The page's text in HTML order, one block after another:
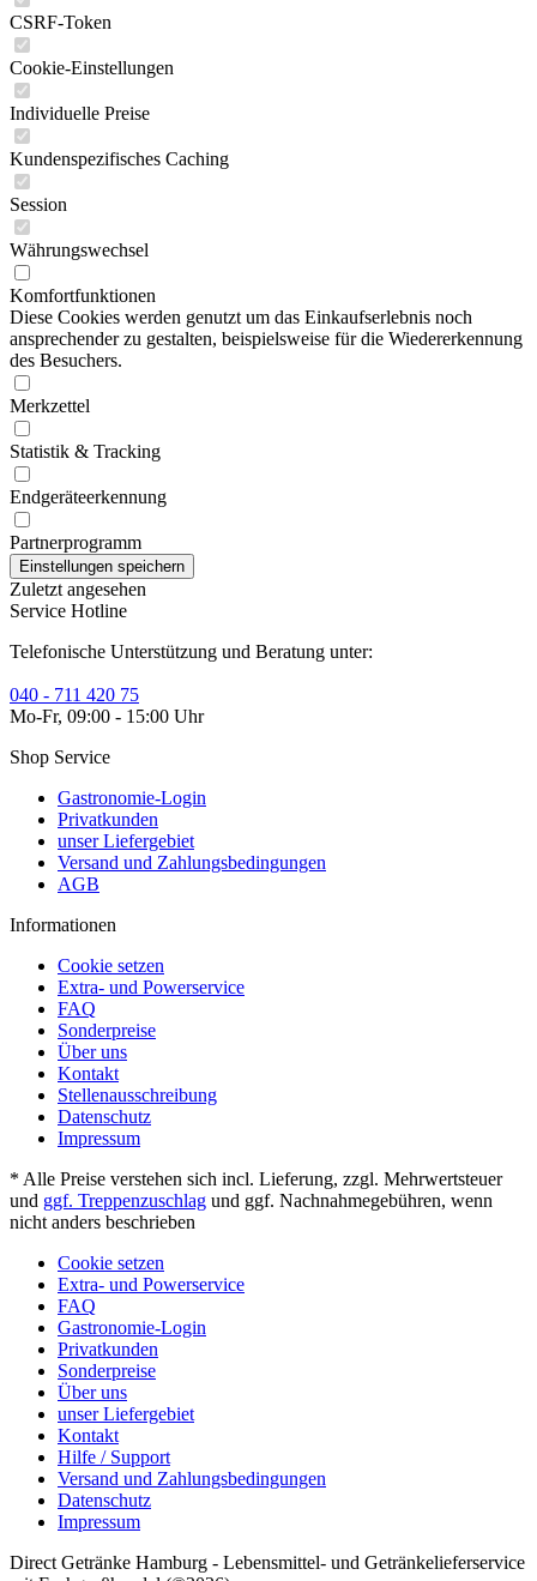
CSRF-Token
Cookie-Einstellungen
Individuelle Preise
Kundenspezifisches Caching
Session
Währungswechsel
Komfortfunktionen
Diese Cookies werden genutzt um das Einkaufserlebnis noch
ansprechender zu gestalten, beispielsweise für die Wiedererkennung
des Besuchers.
Merkzettel
Statistik & Tracking
Endgeräteerkennung
Partnerprogramm
Zuletzt angesehen
Service Hotline
Telefonische Unterstützung und Beratung unter:
040 - 711 420 75
Mo-Fr, 09:00 - 15:00 Uhr
Shop Service
Gastronomie-Login
Privatkunden
unser Liefergebiet
Versand und Zahlungsbedingungen
AGB
Informationen
Cookie setzen
Extra- und Powerservice
FAQ
Sonderpreise
Über uns
Kontakt
Stellenausschreibung
Datenschutz
Impressum
* Alle Preise verstehen sich incl. Lieferung, zzgl. Mehrwertsteuer
und ggf. Treppenzuschlag und ggf. Nachnahmegebühren, wenn
nicht anders beschrieben
Cookie setzen
Extra- und Powerservice
FAQ
Gastronomie-Login
Privatkunden
Sonderpreise
Über uns
unser Liefergebiet
Kontakt
Hilfe / Support
Versand und Zahlungsbedingungen
Datenschutz
Impressum
Direct Getränke Hamburg - Lebensmittel- und Getränkelieferservice